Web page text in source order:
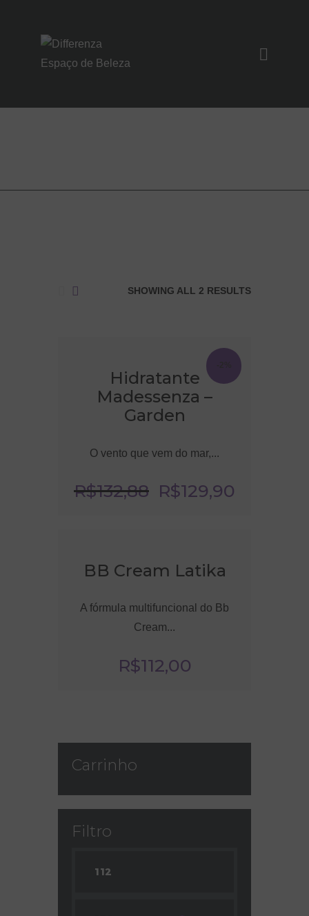
SOBRE NÓS
NOIVAS/EVENTO
SHOWING ALL 2 RESULTS
Hidratante
Madessenza –
Garden
O vento que vem do mar,...
R$132,88 R$129,90
BB Cream Latika
A fórmula multifuncional do Bb
Cream...
R$112,00
Carrinho
Filtro